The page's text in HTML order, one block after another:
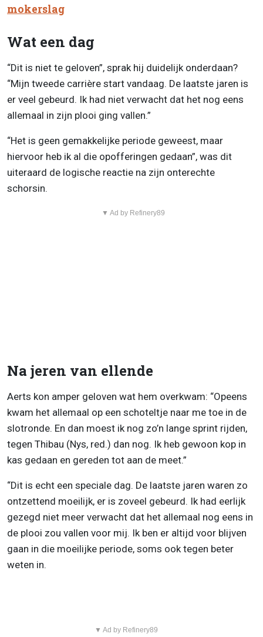
mokerslag
Wat een dag
“Dit is niet te geloven”, sprak hij duidelijk onderdaan?
“Mijn tweede carrière start vandaag. De laatste jaren is
er veel gebeurd. Ik had niet verwacht dat het nog eens
allemaal in zijn plooi ging vallen.”
“Het is geen gemakkelijke periode geweest, maar
hiervoor heb ik al die opofferingen gedaan”, was dit
uiteraard de logische reactie na zijn onterechte
schorsin.
▼ Ad by Refinery89
Na jeren van ellende
Aerts kon amper geloven wat hem overkwam: “Opeens
kwam het allemaal op een schoteltje naar me toe in de
slotronde. En dan moest ik nog zo’n lange sprint rijden,
tegen Thibau (Nys, red.) dan nog. Ik heb gewoon kop in
kas gedaan en gereden tot aan de meet.”
“Dit is echt een speciale dag. De laatste jaren waren zo
ontzettend moeilijk, er is zoveel gebeurd. Ik had eerlijk
gezegd niet meer verwacht dat het allemaal nog eens in
de plooi zou vallen voor mij. Ik ben er altijd voor blijven
gaan in die moeilijke periode, soms ook tegen beter
weten in.
▼ Ad by Refinery89